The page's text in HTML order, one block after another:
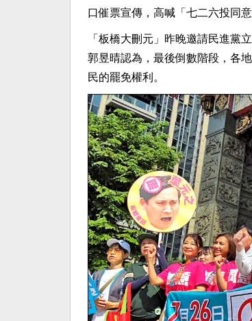
口催票宣傳，高喊「七二六投同
「板橋大刪元」昨晚邀請民進黨
郭昱晴認為，最後倒數階段，各
民的罷免權利。